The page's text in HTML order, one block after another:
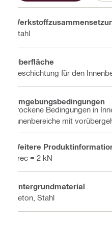
Stahl
Oberfläche
Beschichtung für den
Umgebungsbedingungen
Trockene Bedingungen in
Innenbereiche mit
Weitere
Frec = 2 kN
Untergrundmaterial
Beton, Stahl